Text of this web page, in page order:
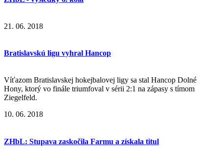
21. 06. 2018
Bratislavskú ligu vyhral Hancop
Víťazom Bratislavskej hokejbalovej ligy sa stal Hancop Dolné
Hony, ktorý vo finále triumfoval v sérii 2:1 na zápasy s tímom
Ziegelfeld.
10. 06. 2018
ZHbL: Stupava zaskočila Farmu a získala titul